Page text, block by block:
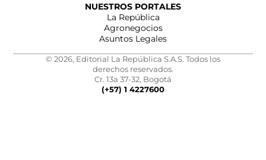
NUESTROS PORTALES
La República
Agronegocios
Asuntos Legales
© 2026, Editorial La República S.A.S. Todos los
derechos reservados.
Cr. 13a 37-32, Bogotá
(+57) 1 4227600